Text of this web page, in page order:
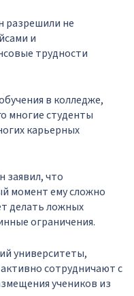
разрешили не
и
трудности
в колледже,
многие студенты
карьерных
заявил, что
момент ему сложно
делать ложных
ограничения.
университеты,
сотрудничают с
учеников из